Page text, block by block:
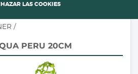
/
PERU 20CM
LAS COOKIES